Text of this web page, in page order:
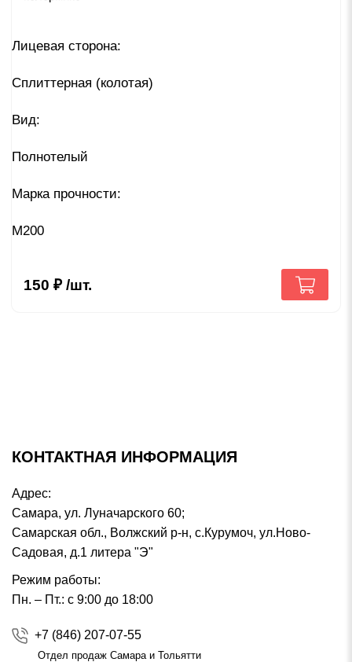
Лицевая сторона:
Сплиттерная (колотая)
Вид:
Полнотелый
Марка прочности:
М200
150 ₽ /шт.
КОНТАКТНАЯ ИНФОРМАЦИЯ
Адрес:
Самара, ул. Луначарского 60;
Самарская обл., Волжский р-н, с.Курумоч, ул.Ново-
Садовая, д.1 литера "Э"
Режим работы:
Пн. – Пт.: с 9:00 до 18:00
+7 (846) 207-07-55
Отдел продаж Самара и Тольятти